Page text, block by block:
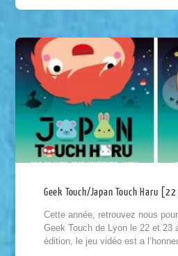
Geek Touch/Japan Touch Haru
Cette année, retrouvez nous
Geek Touch de Lyon le 22 et 23
édition, le jeu vidéo est a